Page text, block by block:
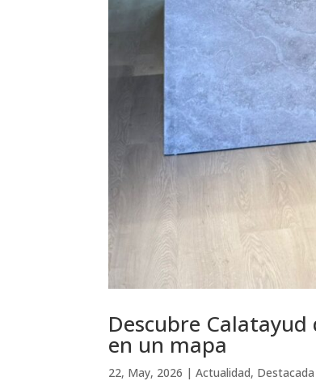
Descubre
en un mapa
22, May, 2026 |Actualidad, Destacada